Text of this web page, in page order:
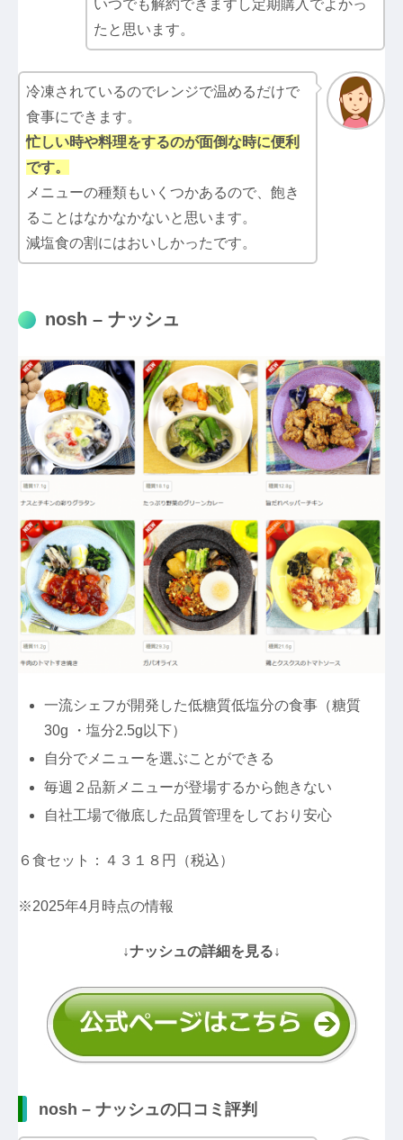
いつでも解約できますし定期購入でよかっ
たと思います。
冷凍されているのでレンジで温めるだけで
食事にできます。
忙しい時や料理をするのが面倒な時に便利
です。
メニューの種類もいくつかあるので、飽き
ることはなかなかないと思います。
減塩食の割にはおいしかったです。
nosh – ナッシュ
一流シェフが開発した低糖質低塩分の食事（糖質
30g ・塩分2.5g以下）
自分でメニューを選ぶことができる
毎週２品新メニューが登場するから飽きない
自社工場で徹底した品質管理をしており安心
６食セット：４３１８円（税込）
※2025年4月時点の情報
↓ナッシュの詳細を見る↓
nosh – ナッシュの口コミ評判